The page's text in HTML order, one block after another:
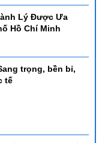
Lý Được Ưa
Hồ Chí Minh
trọng, bền bỉ,
tế